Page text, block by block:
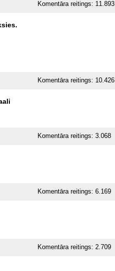
Komentāra reitings: 11.893
Komentāra reitings: 10.426
Komentāra reitings:3.068
Komentāra reitings:6.169
Komentāra reitings:2.709